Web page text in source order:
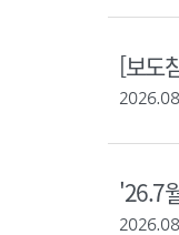
[보도
'26.7